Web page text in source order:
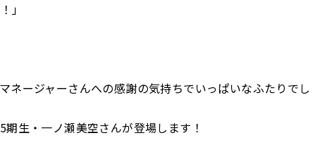
」
ネージャーさんへの感謝の気持ちでいっぱいなふたりでし
生・一ノ瀬美空さんが登場します！